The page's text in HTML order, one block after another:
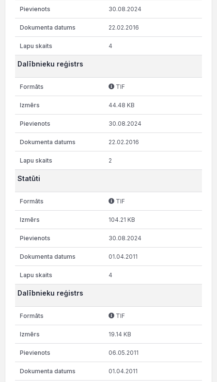
30.08.2024
22.02.2016
4
Dalībnieku reģistrs
TIF
44.48 KB
30.08.2024
22.02.2016
2
Statūti
TIF
104.21 KB
30.08.2024
01.04.2011
4
Dalībnieku reģistrs
TIF
19.14 KB
06.05.2011
01.04.2011